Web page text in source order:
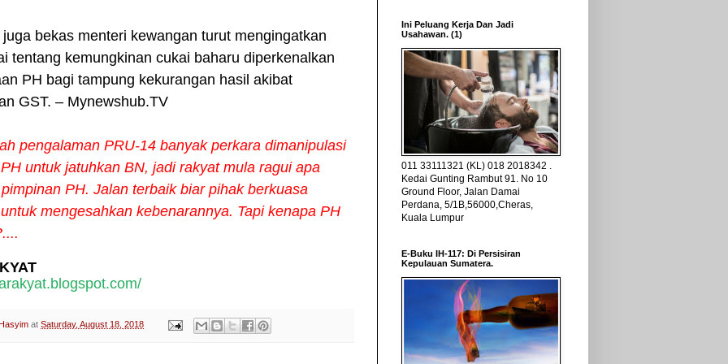
bekas menteri kewangan turut mengingatkan
tentang kemungkinan cukai baharu diperkenalkan
PH bagi tampung kekurangan hasil akibat
GST. – Mynewshub.TV
pengalaman PRU-14 banyak perkara dimanipulasi
untuk jatuhkan BN, jadi rakyat mula ragui apa
PH. Jalan terbaik biar pihak berkuasa
mengesahkan kebenarannya. Tapi kenapa PH
at Saturday, August 18, 2018
Ini Peluang Kerja Dan Jadi
Usahawan. (1)
011 33111321 (KL) 018 2018342 .
Kedai Gunting Rambut 91. No 10
Ground Floor, Jalan Damai
Perdana, 5/1B,56000,Cheras,
Kuala Lumpur
E-Buku IH-117: Di Persisiran
Kepulauan Sumatera.